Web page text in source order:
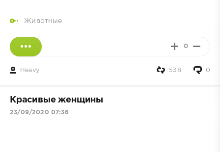
Животные
0
Heavy 0
538
Красивые женщины
23/09/2020 07:36